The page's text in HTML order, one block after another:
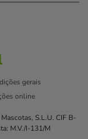
gerais
online
S.L.U. CIF B-
M.V./I-131/M